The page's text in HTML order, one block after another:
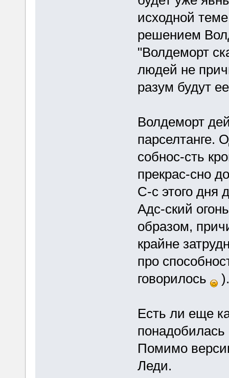
исходной
решением
"Волдеморт
людей не
разум будут
Волдеморт
парселтанге.
собнос-сть
прекрас-сно
С-с этого дня
Адс-ский
образом,
крайне
про
говорилось
).
Есть ли еще
Помимо
Леди.